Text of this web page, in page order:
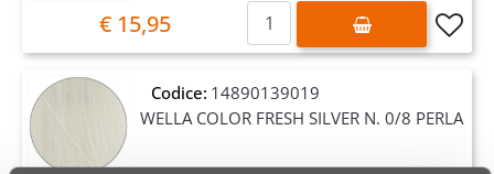
€ 15,95 Quantità
Codice: 14890139019
WELLA COLOR FRESH SILVER N. 0/8 PERLA